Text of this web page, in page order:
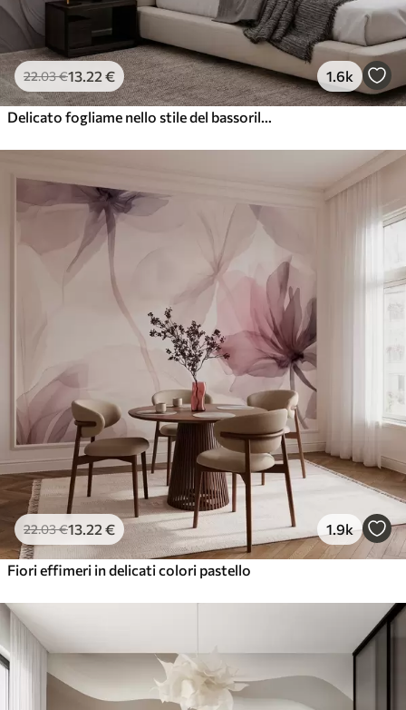
22.03€13 .22 € 1.6k
22.03€13 .22 € 1.9k
Fiori effimeri in delicati colori pastello